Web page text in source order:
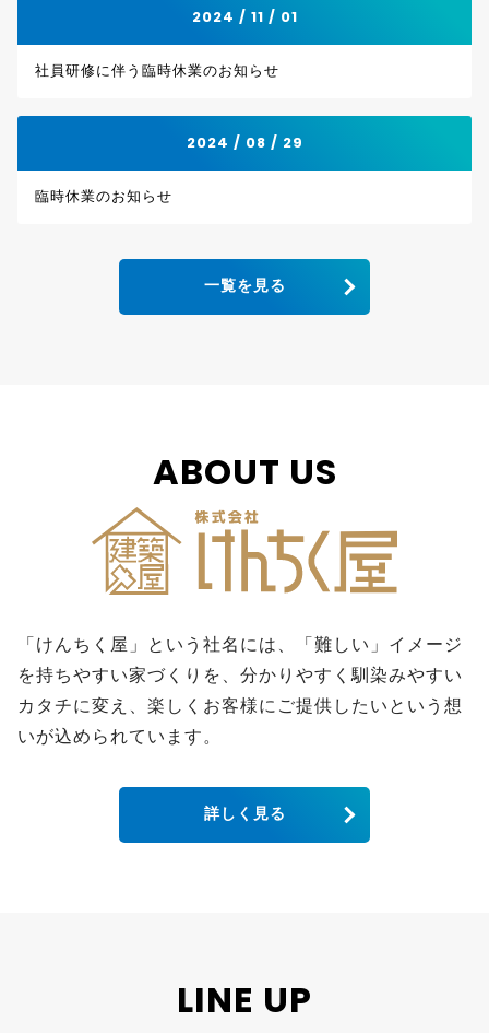
2024 / 11 / 01
社員研修に伴う臨時休業のお知らせ
2024 / 08 / 29
臨時休業のお知らせ
一覧を見る
ABOUT US
「けんちく屋」という社名には、「難しい」イメージ
を持ちやすい家づくりを、分かりやすく馴染みやすい
カタチに変え、楽しくお客様にご提供したいという想
いが込められています。
詳しく見る
LINE UP